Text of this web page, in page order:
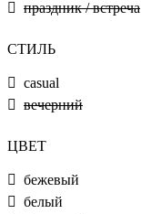
праздник / встреча
СТИЛЬ
casual
вечерний
ЦВЕТ
бежевый
белый